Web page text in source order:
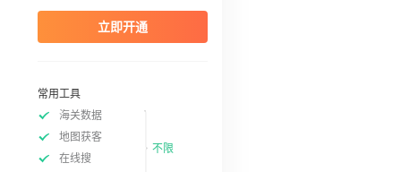
立即开通
常用工具
海关数据
地图获客
在线搜
不限